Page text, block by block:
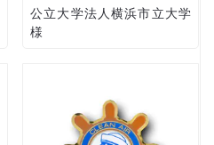
公立大学法人横浜市立大学
様